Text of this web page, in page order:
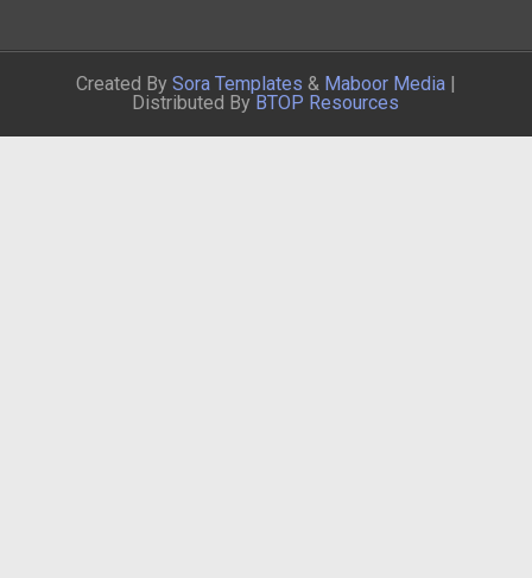
Created By Sora Templates & Maboor Media|
Distributed By BTOP Resources